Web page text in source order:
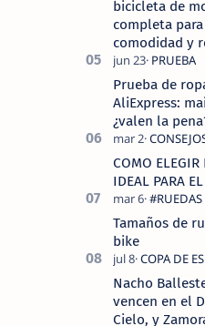
bicicleta de
completa
comodidad y
Prueba de
AliExpress:
¿valen la
COMO ELEGIR
IDEAL PARA
Tamaños de
bike
Nacho
vencen en el
Cielo, y